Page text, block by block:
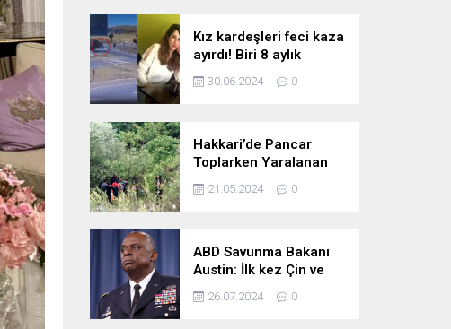
Kız kardeşleri feci kaza
ayırdı! Biri 8 aylık
hamile iki kız kardeş
hayatını kaybetti
30.06.2024 0
Hakkari’de Pancar
Toplarken Yaralanan
Kadın İçin Kurtarma
Çalışmaları
21.05.2024 0
ABD Savunma Bakanı
Austin: İlk kez Çin ve
Rusya uçaklarının
birlikte uçtuğunu
26.07.2024 0